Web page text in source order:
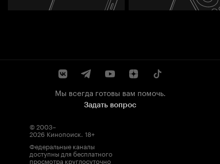
Мы всегда готовы вам помочь.
Задать вопрос
© 2003–
2026 Кинопоиск. 18+
Федеральные каналы
доступны для бесплатного
просмотра круглосуточно